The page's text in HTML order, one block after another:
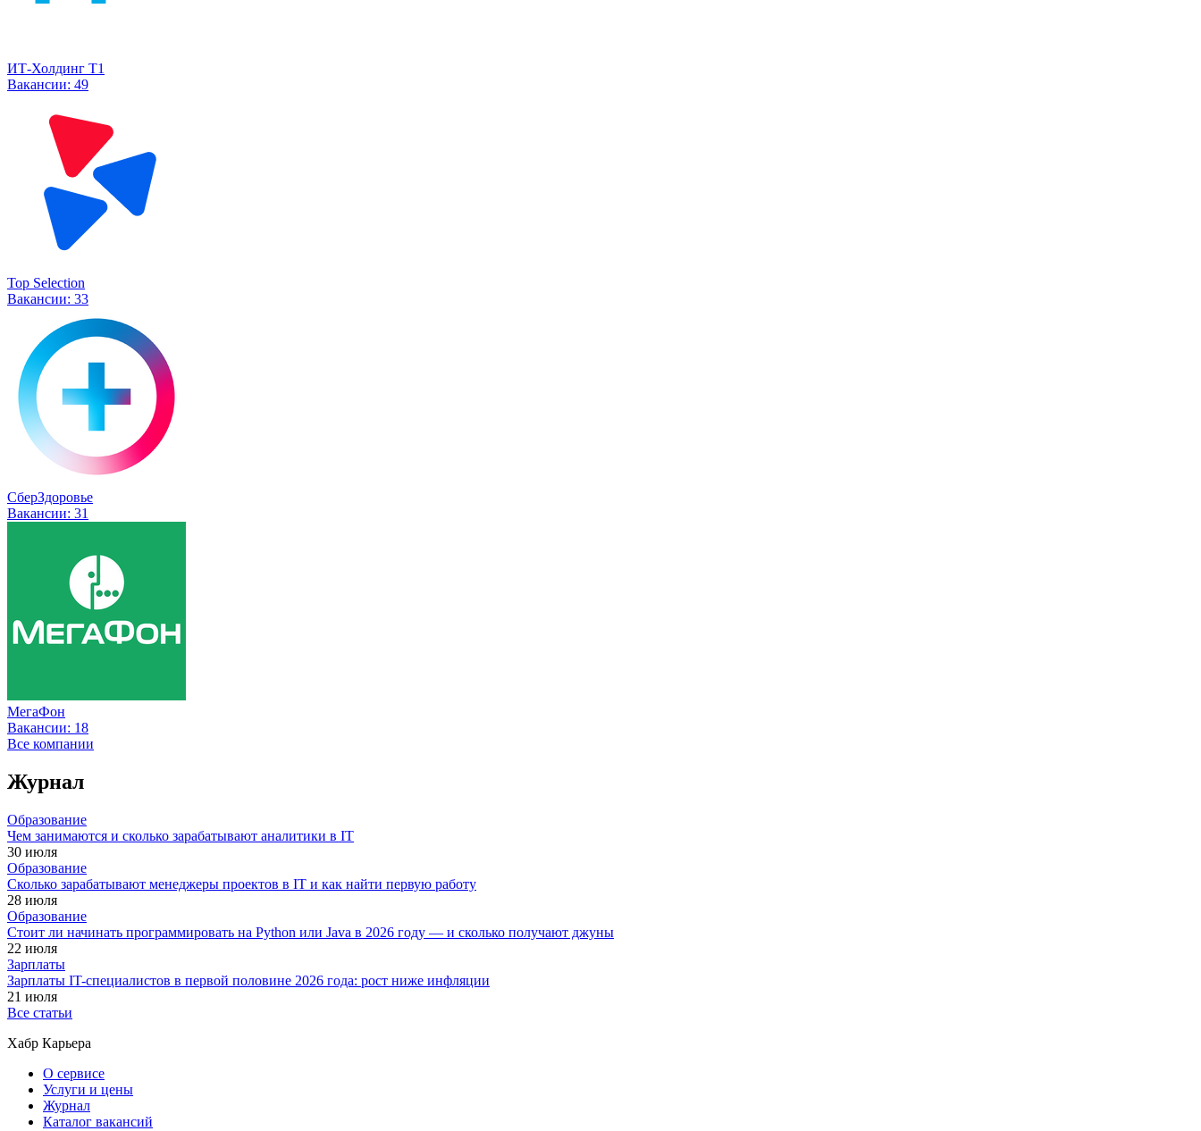
ИТ-Холдинг Т1
Вакансии: 49
Top Selection
Вакансии: 33
СберЗдоровье
Вакансии: 31
МегаФон
Вакансии: 18
Все компании
Журнал
Образование
Чем занимаются и сколько зарабатывают аналитики в IT
30 июля
Образование
Сколько зарабатывают менеджеры проектов в IT и как найти первую работу
28 июля
Образование
Стоит ли начинать программировать на Python или Java в 2026 году — и сколько получают джуны
22 июля
Зарплаты
Зарплаты IT-специалистов в первой половине 2026 года: рост ниже инфляции
21 июля
Все статьи
Хабр Карьера
О сервисе
Услуги и цены
Журнал
Каталог вакансий